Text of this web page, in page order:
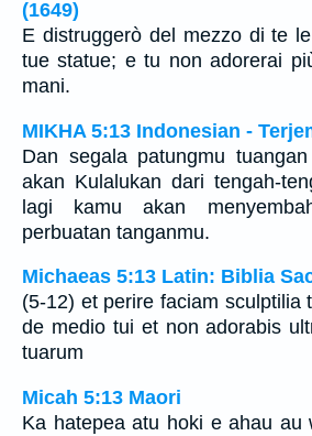
(1649)
E distruggerò del mezzo di te
tue statue; e tu non adorerai
mani.
MIKHA 5:13 Indonesian -
Dan segala patungmu
akan Kulalukan dari tengah-
lagi kamu akan
perbuatan tanganmu.
Michaeas 5:13 Latin: Biblia
(5-12) et perire faciam sculptilia
de medio tui et non adorabis
tuarum
Micah 5:13 Maori
Ka hatepea atu hoki e ahau au